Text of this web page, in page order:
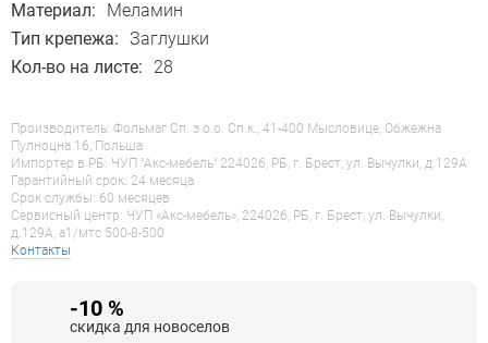
Материал:
Меламин
Тип крепежа: Заглушки
Кол-во на листе:
28
Производитель: Фольмаг Сп. з о.о. Сп.к., 41-400 Мысловице, Обжежна
Пулноцна 16, Польша
Импортер в РБ: ЧУП "Акс-мебель" 224026, РБ, г. Брест, ул. Вычулки, д.129А
Гарантийный срок: 24 месяца
Срок службы: 60 месяцев
Сервисный центр: ЧУП «Акс-мебель», 224026, РБ, г. Брест, ул. Вычулки,
д.129А, a1/мтс 500-8-500
Контакты
-10 %
скидка для новоселов